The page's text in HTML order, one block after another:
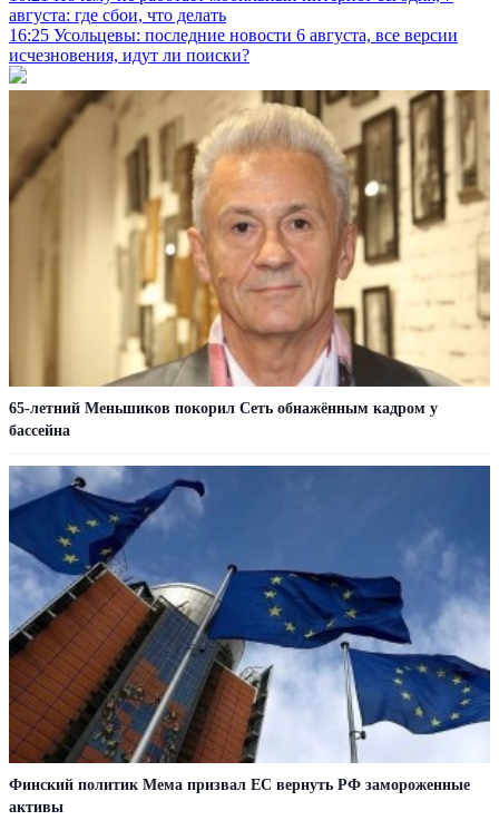
августа: где сбои, что делать
16:25 Усольцевы: последние новости 6 августа, все версии
исчезновения, идут ли поиски?
65-летний Меньшиков покорил Сеть обнажённым кадром у
бассейна
Финский политик Мема призвал ЕС вернуть РФ замороженные
активы